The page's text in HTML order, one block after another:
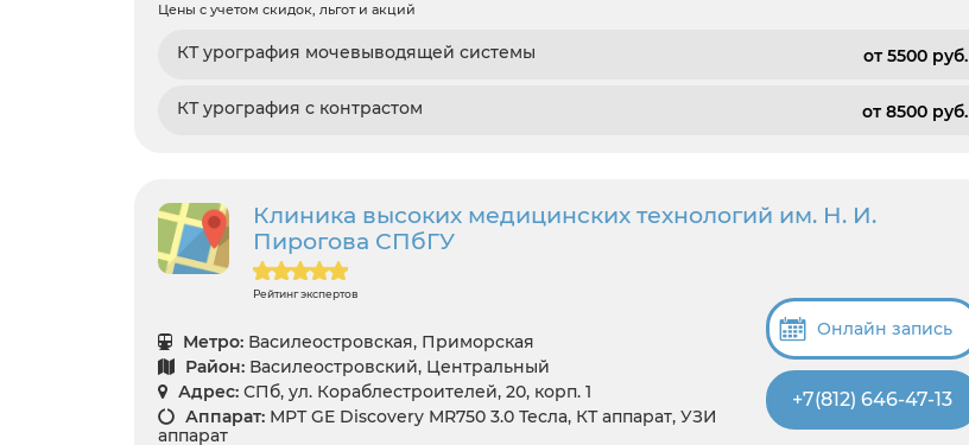
Цены с учетом скидок, льгот и акций
КТ урография мочевыводящей системы от 5500 pуб.
КТ урография с контрастом от 8500 pуб.
Клиника высоких медицинских технологий им. Н. И.
Пирогова СПбГУ
Рейтинг экспертов
Метро: Василеостровская, Приморская
Район: Василеостровский, Центральный
Адрес: СПб, ул. Кораблестроителей, 20, корп. 1
Аппарат: МРТ GE Discovery MR750 3.0 Тесла, КТ аппарат, УЗИ
аппарат
Онлайн запись
+7(812) 646-47-13